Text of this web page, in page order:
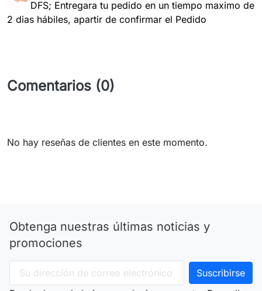
DFS; Entregara tu pedido en un tiempo maximo de
2 dias hábiles, apartir de confirmar el Pedido
Comentarios (0)
No hay reseñas de clientes en este momento.
Obtenga nuestras últimas noticias y
promociones